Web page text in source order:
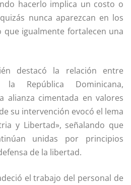
hacerlo implica un costo o
nunca aparezcan en los
igualmente fortalecen una
destacó la relación entre
República Dominicana,
alianza cimentada en valores
su intervención evocó el lema
y Libertad», señalando que
unidas por principios
de la libertad.
el trabajo del personal de